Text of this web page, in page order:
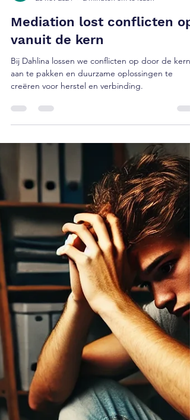
20 nov 2024
2 minuten om te lezen
Mediation lost conflicten op
Bij Dahlina lossen we conflicten op door de kern
aan te pakken en duurzame oplossingen te
creëren voor herstel en verbinding.